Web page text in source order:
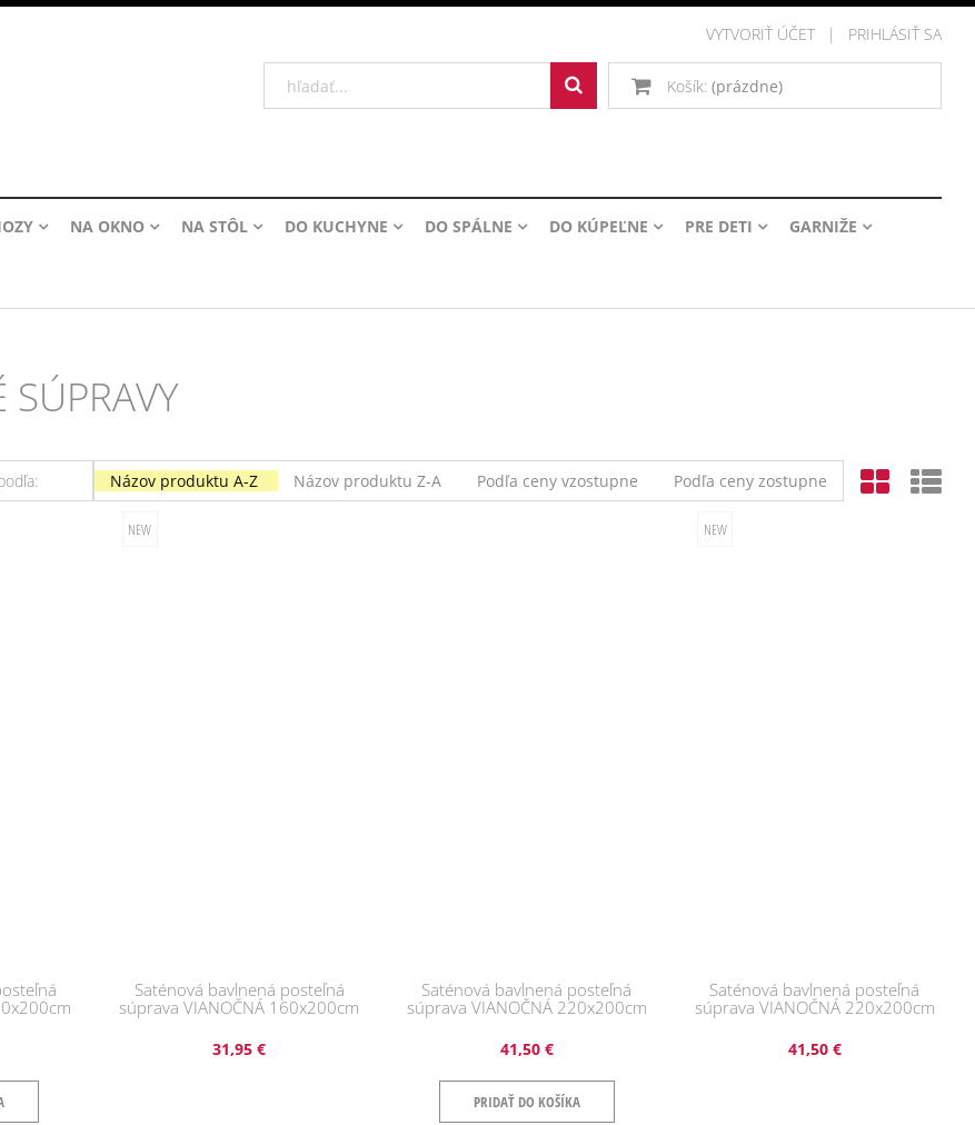
VYTVORIŤ ÚČET PRIHLÁSIŤ SA
Košík: (prázdne)
NA OKNO NA STÔL DO KUCHYNE DO SPÁLNE DO KÚPEĽNE PRE DETI GARNIŽE
SÚPRAVY
Názov produktu A-Z Názov produktu Z-A Podľa ceny vzostupne Podľa ceny zostupne
Saténová bavlnená posteľná
súprava VIANOČNÁ 160x200cm
31,95 €
Saténová bavlnená posteľná
súprava VIANOČNÁ 220x200cm
41,50 €
PRIDAŤ DO KOŠÍKA
Saténová bavlnená posteľná
súprava VIANOČNÁ 220x200cm
41,50 €